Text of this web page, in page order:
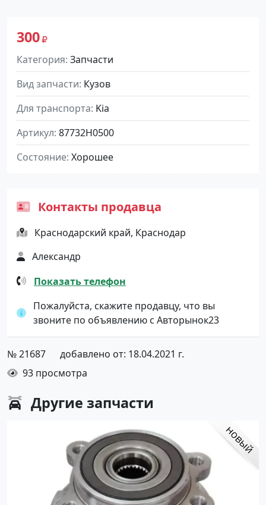
300
Категория Запчасти
Вид запчасти Кузов
Для транспорта Kia
Артикул 87732H0500
Состояние Хорошее
Контакты продавца
Краснодарский край, Краснодар
Александр
Показать телефон
Пожалуйста, скажите продавцу, что вы
звоните по объявлению с Авторынок23
№ 21687
добавлено от: 18.04.2021 г.
93 просмотра
Другие запчасти